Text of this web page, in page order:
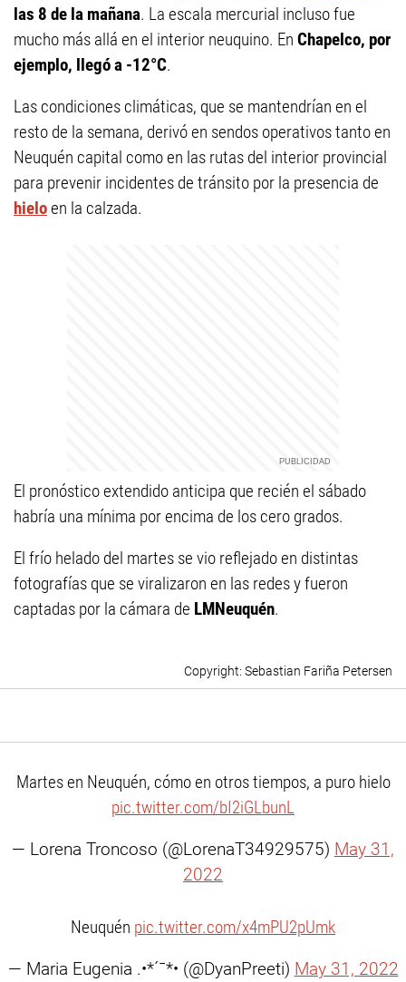
las 8 de la mañana. La escala mercurial incluso fue
mucho más allá en el interior neuquino. En Chapelco, por
ejemplo, llegó a -12°C.
Las condiciones climáticas, que se mantendrían en el
resto de la semana, derivó en sendos operativos tanto en
Neuquén capital como en las rutas del interior provincial
para prevenir incidentes de tránsito por la presencia de
hieloen la calzada.
El pronóstico extendido anticipa que recién el sábado
habría una mínima por encima de los cero grados.
El frío helado del martes se vio reflejado en distintas
fotografías que se viralizaron en las redes y fueron
captadas por la cámara de LMNeuquén.
Sebastian Fariña Petersen
Martes en Neuquén, cómo en otros tiempos, a puro hielo
pic.twitter.com/bI2iGLbunL
— Lorena Troncoso (@LorenaT34929575) May 31,
2022
Neuquén pic.twitter.com/x4mPU2pUmk
— Maria Eugenia .•*´¯*• (@DyanPreeti) May 31, 2022